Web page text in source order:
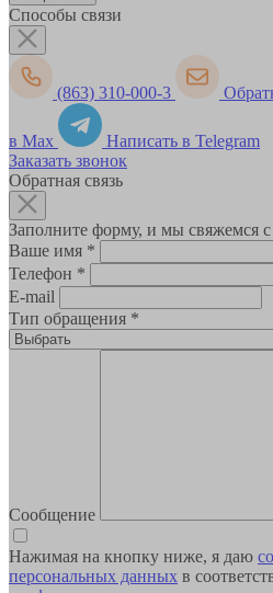
Способы связи
(863) 310-000-3
в Max
Написать в Telegram
Заказать звонок
Обратная связь
Заполните форму, и мы свяжемся
Ваше имя *
Телефон *
E-mail
Тип обращения *
Сообщение
Нажимая на кнопку ниже, я даю
персональных данных в